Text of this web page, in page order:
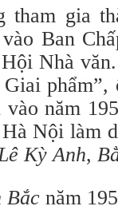
tham gia
Ban
Nhà
năm
Nội làm
Kỳ Anh,
Bắc năm